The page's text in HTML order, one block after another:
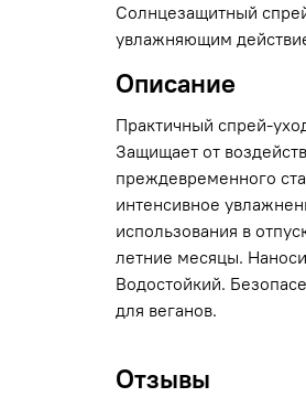
Солнцезащитный
увлажняющим
Описание
Практичный спрей-
Защищает от
преждевременного
интенсивное
использования в
летние месяцы.
Водостойкий.
для веганов.
Отзывы